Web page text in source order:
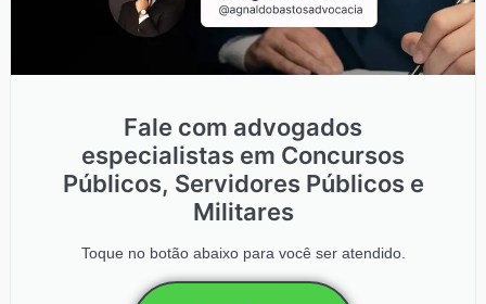
Fale com advogados
especialistas em Concursos
Públicos, Servidores Públicos e
Militares
Toque no botão abaixo para você ser atendido.